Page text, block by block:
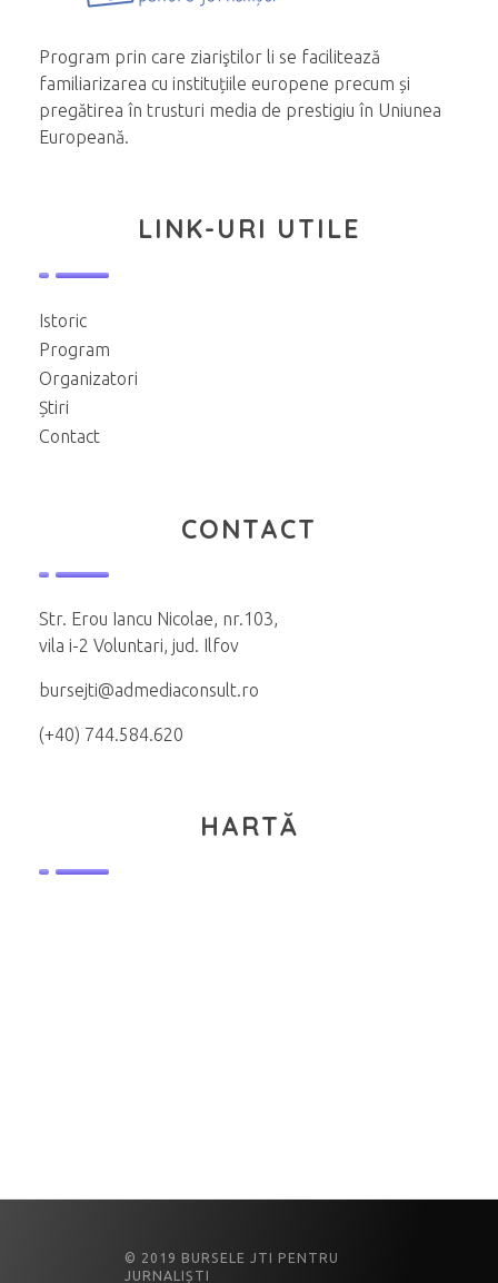
Program prin care ziariştilor li se facilitează
familiarizarea cu instituțiile europene precum și
pregătirea în trusturi media de prestigiu în Uniunea
Europeană.
LINK-URI UTILE
Istoric
Program
Organizatori
Știri
Contact
CONTACT
Str. Erou Iancu Nicolae, nr.103,
vila i-2 Voluntari, jud. Ilfov
bursejti@admediaconsult.ro
(+40) 744.584.620
HARTĂ
© 2019 BURSELE JTI PENTRU
JURNALIȘTI